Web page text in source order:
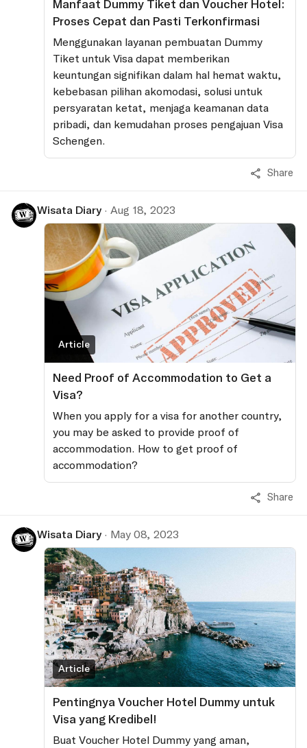
Manfaat Dummy Tiket dan Voucher Hotel:
Proses Cepat dan Pasti Terkonfirmasi
Menggunakan layanan pembuatan Dummy
Tiket untuk Visa dapat memberikan
keuntungan signifikan dalam hal hemat waktu,
kebebasan pilihan akomodasi, solusi untuk
persyaratan ketat, menjaga keamanan data
pribadi, dan kemudahan proses pengajuan Visa
Schengen.
Share
Wisata Diary · Aug 18, 2023
Article
Need Proof of Accommodation to Get a
Visa?
When you apply for a visa for another country,
you may be asked to provide proof of
accommodation. How to get proof of
accommodation?
Share
Wisata Diary · May 08, 2023
Article
Pentingnya Voucher Hotel Dummy untuk
Visa yang Kredibel!
Buat Voucher Hotel Dummy yang aman,